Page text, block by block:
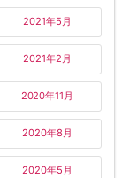
2021年5月
2021年2月
2020年11月
2020年8月
2020年5月